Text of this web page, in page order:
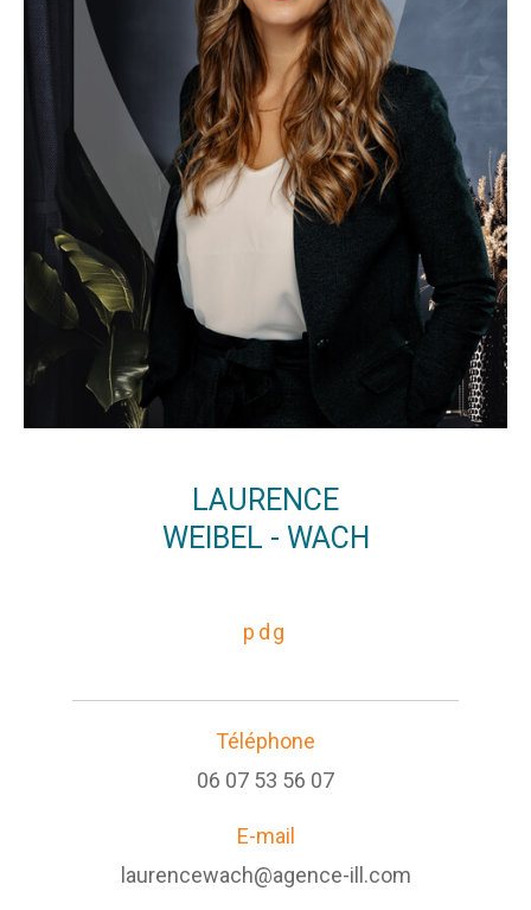
LAURENCE
WEIBEL - WACH
pdg
Téléphone
06 07 53 56 07
E-mail
laurencewach@agence-ill.com